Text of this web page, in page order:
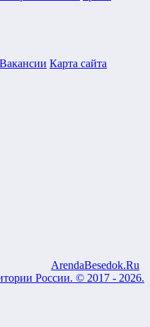
Вакансии Карта сайта
ArendaBesedok.Ru
России. © 2017 - 2026.